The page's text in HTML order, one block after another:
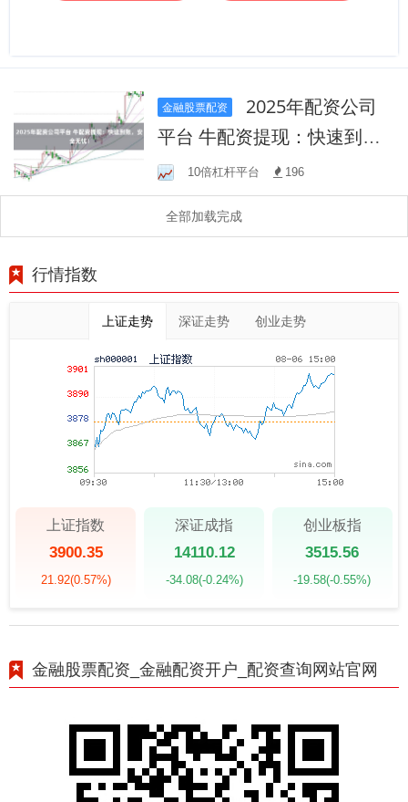
金融股票配资
平台 牛配资提现：快速到
账，安全无忧！
10倍杠杆平台 196
全部加载完成
行情指数
上证走势 深证走势 创业走势
上证指数
3900.35
21.92(0.57%)
深证成指
14110.12
-34.08(-0.24%)
创业板指
3515.56
-19.58(-0.55%)
金融股票配资_金融配资开户_配资查询网站官网